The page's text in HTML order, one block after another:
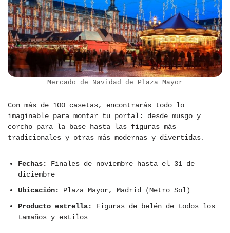
Mercado de Navidad de Plaza Mayor
Con más de 100 casetas, encontrarás todo lo
imaginable para montar tu portal: desde musgo y
corcho para la base hasta las figuras más
tradicionales y otras más modernas y divertidas.
Fechas:
Finales de noviembre hasta el 31 de
diciembre
Ubicación:
Plaza Mayor, Madrid (Metro Sol)
Producto estrella:
Figuras de belén de todos los
tamaños y estilos